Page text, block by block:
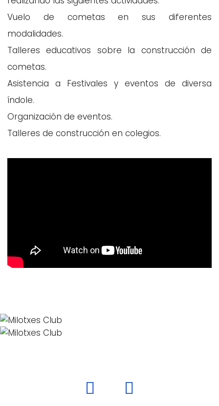
Vuelo de cometas en sus diferentes
modalidades.
Talleres educativos sobre la construcción de
cometas.
Asistencia a Festivales y eventos de diversa
índole.
Organización de eventos.
Talleres de construcción en colegios.